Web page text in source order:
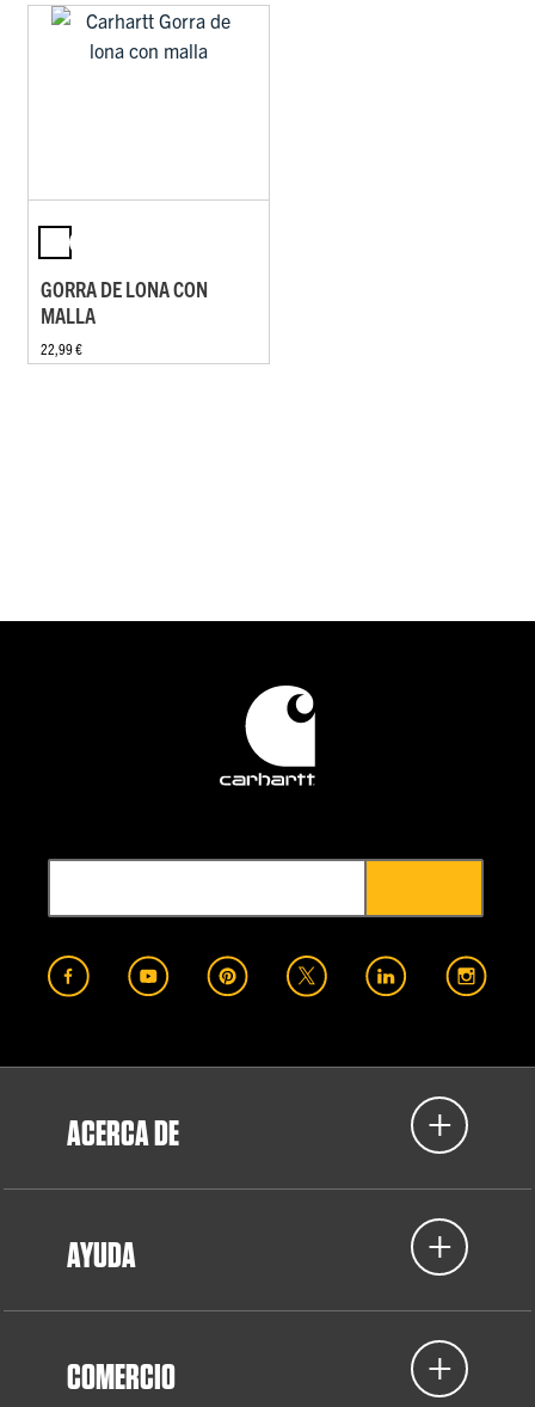
GORRA DE LONA CON
MALLA
22,99 €
ACERCA DE
AYUDA
COMERCIO